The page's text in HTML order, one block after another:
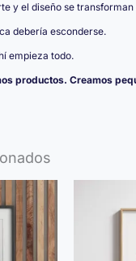
y el diseño se
debería esconderse.
empieza todo.
productos. Creamos